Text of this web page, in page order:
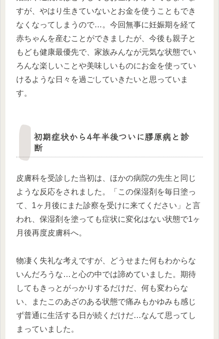
すが、やはり生きていないとお金を使うこともでき
なくなってしまうので…。今回無事に妊娠期を経て
赤ちゃんを産むことができましたが、今後も親子と
もども健康最優先で、家族みんなが元気な状態でい
ろんな楽しいことや美味しいものにお金を使ってい
けるような日々を過ごしていきたいと思っていま
す。
初期症状から4年半後ついに膠原病と診
断
皮膚科を受診した当初は、ほかの病院の先生と同じ
ような反応をされました。「この保湿剤を毎日塗っ
て、1ヶ月後にまた診察を受けに来てください」と言
われ、保湿剤を塗っても症状に変化はない状態で1ヶ
月後再度皮膚科へ。
物凄く失礼な考えですが、どうせまた何もわからな
いんだろうな…と心の中では諦めていました。期待
してもきっとがっかりするだけだ、何も変わらな
い、またこのあざのある状態で痛みもかゆみも感じ
ず普通に生活する日が続くだけだ…なんて思ってし
まっていました。